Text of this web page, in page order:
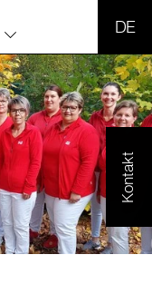
Kontakt